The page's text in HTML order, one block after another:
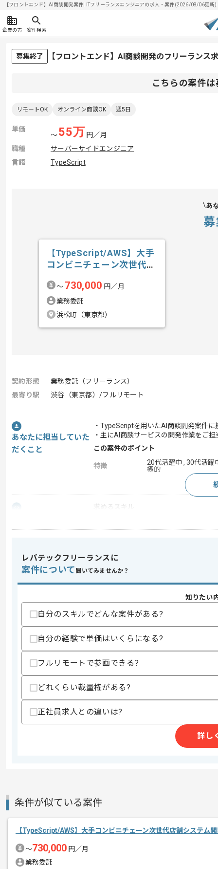
【フロントエンド】AI商談開発案件| ITフリーランスエンジニアの求人・案件(2026/08/06更新)
企業の方 案件検索
募集終了 【フロントエンド】AI商談開発のフリーランス
こちらの案件
リモートOK オンライン商談OK 週5日
単価
〜55万 円／月
職種
サーバーサイドエンジニア
言語
TypeScript
あ
【TypeScript/AWS】大手
コンビニチェーン次世代
〜 730,000 円／月
業務委託
浜松町（東京都）
契約形態
業務委託（フリーランス）
最寄り駅
渋谷（東京都）/フルリモート
あなたに担当していた
だくこと
・TypeScriptを用いたAI商談開発案件に
・主にAI商談サービスの開発作業をご
この案件のポイント
特徴
20代活躍中 , 30代活躍
極的
求めるスキル
精算・お支払い
その他募集要項
商談回数
人事、ICTコンサルティング及び外国人
を展開している企業でございます。
レバテックフリーランスに
案件について 聞いてみませんか？
知りたい
自分のスキルでどんな案件がある?
自分の経験で単価はいくらになる?
フルリモートで参画できる?
どれくらい裁量権がある?
正社員求人との違いは?
詳し
条件が似ている案件
【TypeScript/AWS】大手コンビニチェーン次世代店舗システム
〜730,000 円／月
業務委託